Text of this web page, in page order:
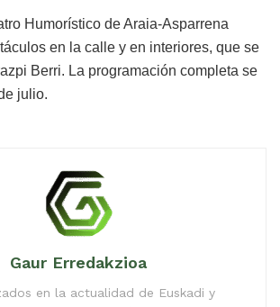
Humorístico de Araia-Asparrena
en la calle y en interiores, que se
Berri. La programación completa se
julio.
Gaur Erredakzioa
en la actualidad de Euskadi y